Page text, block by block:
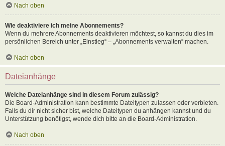
Nach oben
Wie deaktiviere ich meine Abonnements?
Wenn du mehrere Abonnements deaktivieren möchtest, so kannst du dies im
persönlichen Bereich unter „Einstieg“ – „Abonnements verwalten“ machen.
Nach oben
Dateianhänge
Welche Dateianhänge sind in diesem Forum zulässig?
Die Board-Administration kann bestimmte Dateitypen zulassen oder verbieten.
Falls du dir nicht sicher bist, welche Dateitypen du anhängen kannst und du
Unterstützung benötigst, wende dich bitte an die Board-Administration.
Nach oben